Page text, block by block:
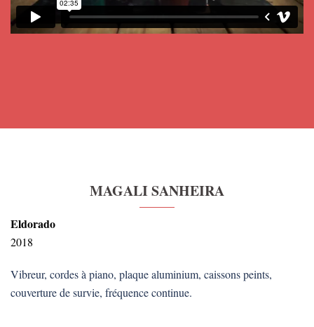
MAGALI SANHEIRA
Eldorado
2018
Vibreur, cordes à piano, plaque aluminium, caissons peints,
couverture de survie, fréquence continue.